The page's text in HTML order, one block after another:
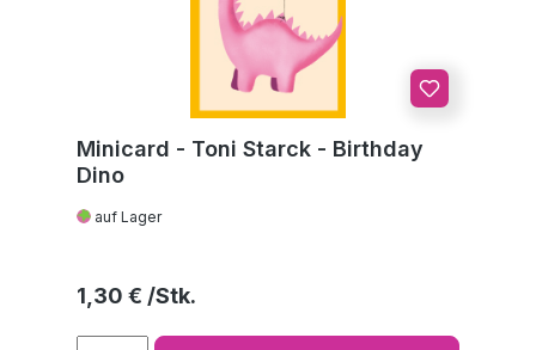
Minicard - Toni Starck - Birthday
Dino
auf Lager
Regulärer Preis:
1,30 €